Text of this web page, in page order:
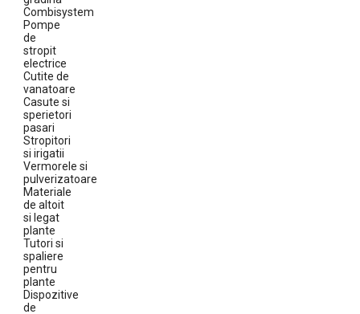
Combisystem
Pompe
de
stropit
electrice
Cutite de
vanatoare
Casute si
sperietori
pasari
Stropitori
si irigatii
Vermorele si
pulverizatoare
Materiale
de altoit
si legat
plante
Tutori si
spaliere
pentru
plante
Dispozitive
de